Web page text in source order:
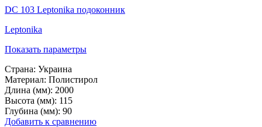
DC 103 Leptonika подоконник
Leptonika
Показать параметры
Страна: Украина
Материал: Полистирол
Длина (мм): 2000
Высота (мм): 115
Глубина (мм): 90
Добавить к сравнению